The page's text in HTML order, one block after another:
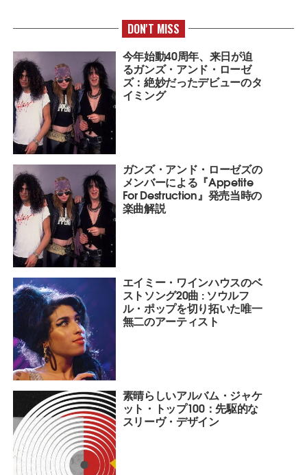
DON'T MISS
今年始動40周年、来日が迫
るガンズ・アンド・ローゼ
ズ：絶妙だったデビューのタ
イミング
ガンズ・アンド・ローゼズの
メンバーによる『Appetite
For Destruction』発売当時の
楽曲解説
エイミー・ワインハウスのベ
ストソング20曲 : ソウルフ
ル・ポップを切り拓いた唯一
無二のアーティスト
素晴らしいアルバム・ジャケ
ット・トップ100：先駆的な
スリーヴ・デザイン